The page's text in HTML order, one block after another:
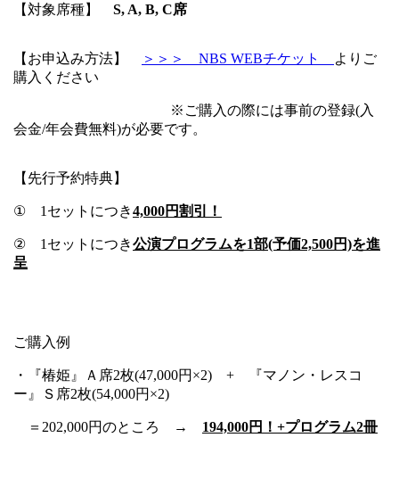
【対象席種】 S, A, B, C席
【お申込み方法】 ＞＞＞ NBS WEBチケット
よりご
購入ください
※ご購入の際には事前の登録(入
会金/年会費無料)が必要です。
【先行予約特典】
① 1 セットにつき4,000円割引！
② 1 セットにつき公演プログラムを1部(予価2,500円)を進
呈
ご購入例
・『椿姫』Ａ席2枚(47,000円×2) + 『マノン・レスコ
ー』Ｓ席2枚(54,000円×2)
＝202,000円のところ → 194,000円！+プログラム2冊